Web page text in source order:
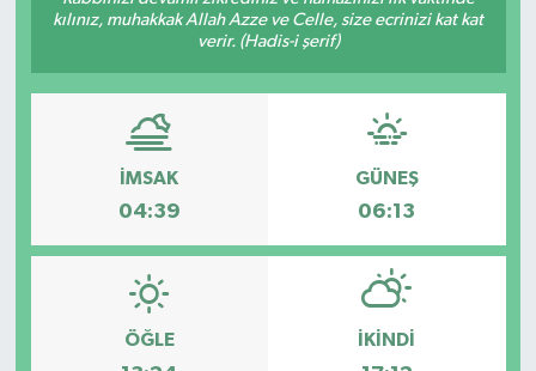
kılınız, muhakkak Allah Azze ve Celle, size ecrinizi kat kat
verir. (Hadis-i şerif)
İMSAK
04:39
GÜNEŞ
06:13
ÖĞLE İKINDI
Kültür Sanat
Hasköy
Korkut